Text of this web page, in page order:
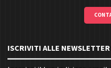
ISCRIVITI ALLE